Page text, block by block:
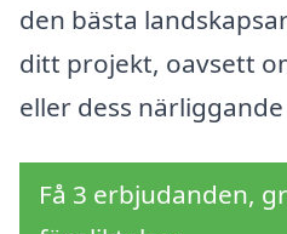
den bästa
ditt projekt, oavsett
eller dess
Få 3 erbjudanden,